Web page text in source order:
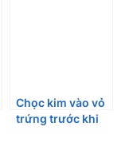
Chọc kim vào vỏ
trứng trước khi